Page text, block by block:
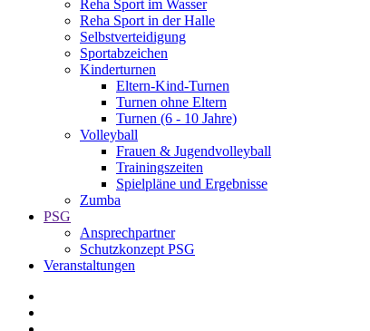
Reha Sport im Wasser
Reha Sport in der Halle
Selbstverteidigung
Sportabzeichen
Kinderturnen
Eltern-Kind-Turnen
Turnen ohne Eltern
Turnen (6 - 10 Jahre)
Volleyball
Frauen & Jugendvolleyball
Trainingszeiten
Spielpläne und Ergebnisse
Zumba
PSG
Ansprechpartner
Schutzkonzept PSG
Veranstaltungen